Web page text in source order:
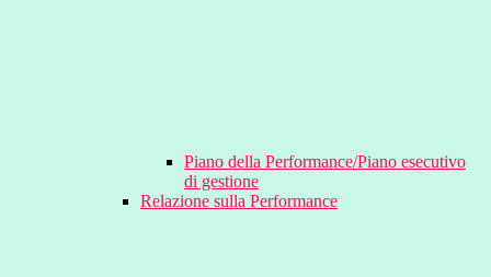
Piano della Performance/Piano esecutivo
di gestione
Relazione sulla Performance